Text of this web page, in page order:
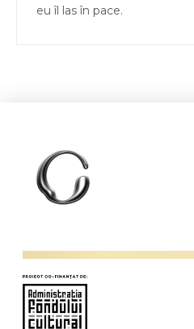
eu îl las în pace.